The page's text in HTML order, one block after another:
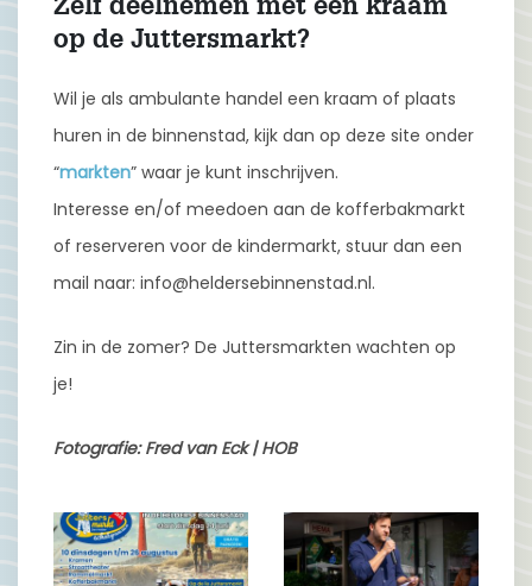
Zelf deelnemen met een kraam
op de Juttersmarkt?
Wil je als ambulante handel een kraam of plaats
huren in de binnenstad, kijk dan op deze site onder
“markten” waar je kunt inschrijven.
Interesse en/of meedoen aan de kofferbakmarkt
of reserveren voor de kindermarkt, stuur dan een
mail naar: info@heldersebinnenstad.nl.
Zin in de zomer? De Juttersmarkten wachten op
je!
Fotografie: Fred van Eck | HOB